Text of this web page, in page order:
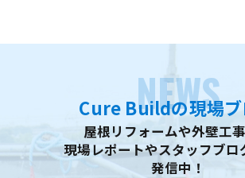
NEWS
Cure Buildの現場
屋根リフォームや外壁工事
現場レポートやスタッフブロ
発信中！